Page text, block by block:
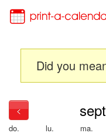
Did you
<
do. lu. ma.